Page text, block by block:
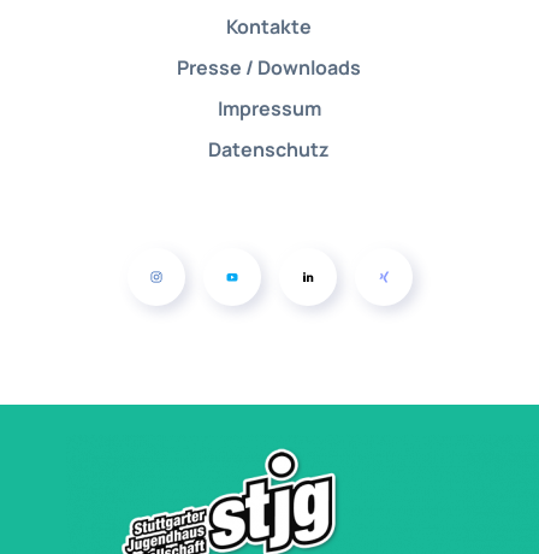
Kontakte
Presse / Downloads
Impressum
Datenschutz